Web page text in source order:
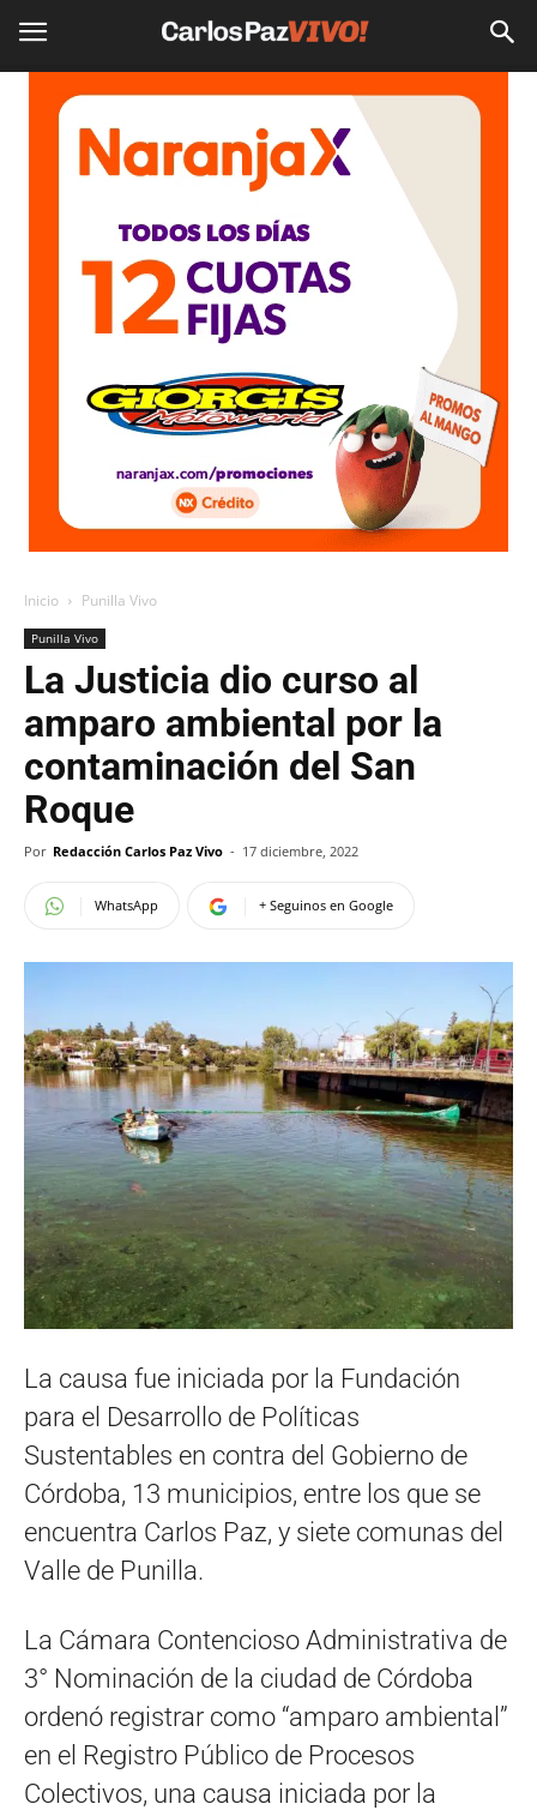
Inicio Punilla Vivo
Punilla Vivo
La Justicia dio curso al
amparo ambiental por la
contaminación del San
Roque
Por Redacción Carlos Paz Vivo - 17 diciembre, 2022
WhatsApp + Seguinos en Google
La causa fue iniciada por la Fundación
para el Desarrollo de Políticas
Sustentables en contra del Gobierno de
Córdoba, 13 municipios, entre los que se
encuentra Carlos Paz, y siete comunas del
Valle de Punilla.
La Cámara Contencioso Administrativa de
3° Nominación de la ciudad de Córdoba
ordenó registrar como “amparo ambiental”
en el Registro Público de Procesos
Colectivos, una causa iniciada por la